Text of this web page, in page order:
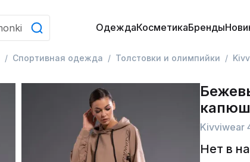
ОдеждаКосметикаБренды
Спортивная одежда Толстовки и олимпийки
Kivviwear
Нет в